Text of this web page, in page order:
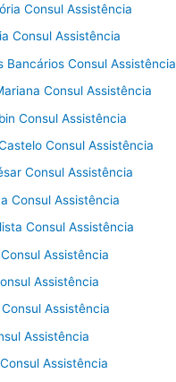
Consul Assistência
Consul Assistência
Bancários Consul Assistência
Consul Assistência
Consul Assistência
Consul Assistência
Consul Assistência
Consul Assistência
Consul Assistência
Assistência
Assistência
Assistência
Assistência
Assistência